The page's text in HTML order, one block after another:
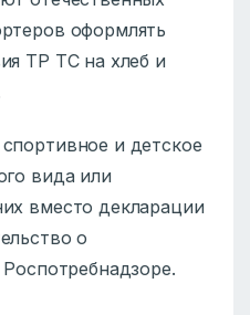
оформлять
ТР ТС на хлеб и
и детское
вида или
вместо декларации
о